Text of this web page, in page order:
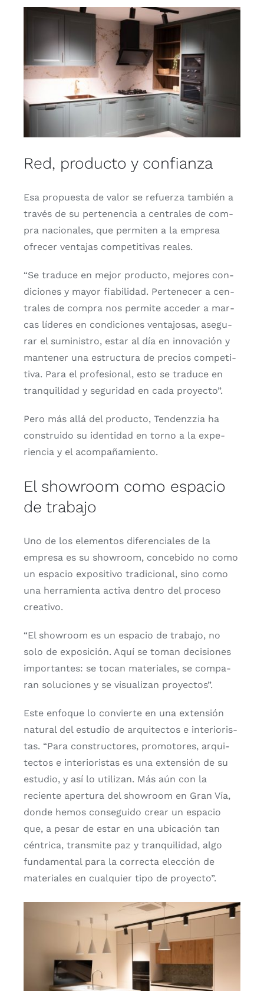
Red, producto y confianza
Esa pro­pues­ta de valor se refuer­za tam­bién a
tra­vés de su per­te­nen­cia a cen­tra­les de com­
pra nacio­na­les, que per­mi­ten a la empre­sa
ofre­cer ven­ta­jas com­pe­ti­ti­vas reales.
“Se tra­du­ce en mejor pro­duc­to, mejo­res con­
di­cio­nes y mayor fia­bi­li­dad. Per­te­ne­cer a cen­
tra­les de com­pra nos per­mi­te acce­der a mar­
cas líde­res en con­di­cio­nes ven­ta­jo­sas, ase­gu­
rar el sumi­nis­tro, estar al día en inno­va­ción y
man­te­ner una estruc­tu­ra de pre­cios com­pe­ti­
ti­va. Para el pro­fe­sio­nal, esto se tra­du­ce en
tran­qui­li­dad y segu­ri­dad en cada pro­yec­to”.
Pero más allá del pro­duc­to, Ten­denz­zia ha
cons­trui­do su iden­ti­dad en torno a la expe­
rien­cia y el acom­pa­ña­mien­to.
El showroom como espacio
de trabajo
Uno de los ele­men­tos dife­ren­cia­les de la
empre­sa es su show­room, con­ce­bi­do no como
un espa­cio expo­si­ti­vo tra­di­cio­nal, sino como
una herra­mien­ta acti­va den­tro del pro­ce­so
crea­ti­vo.
“El show­room es un espa­cio de tra­ba­jo, no
solo de expo­si­ción. Aquí se toman deci­sio­nes
impor­tan­tes: se tocan mate­ria­les, se com­pa­
ran solu­cio­nes y se visua­li­zan pro­yec­tos”.
Este enfo­que lo con­vier­te en una exten­sión
natu­ral del estu­dio de arqui­tec­tos e inte­rio­ris­
tas. “Para cons­truc­to­res, pro­mo­to­res, arqui­
tec­tos e inte­rio­ris­tas es una exten­sión de su
estu­dio, y así lo uti­li­zan. Más aún con la
recien­te aper­tu­ra del show­room en Gran Vía,
don­de hemos con­se­gui­do crear un espa­cio
que, a pesar de estar en una ubi­ca­ción tan
cén­tri­ca, trans­mi­te paz y tran­qui­li­dad, algo
fun­da­men­tal para la correc­ta elec­ción de
mate­ria­les en cual­quier tipo de pro­yec­to”.